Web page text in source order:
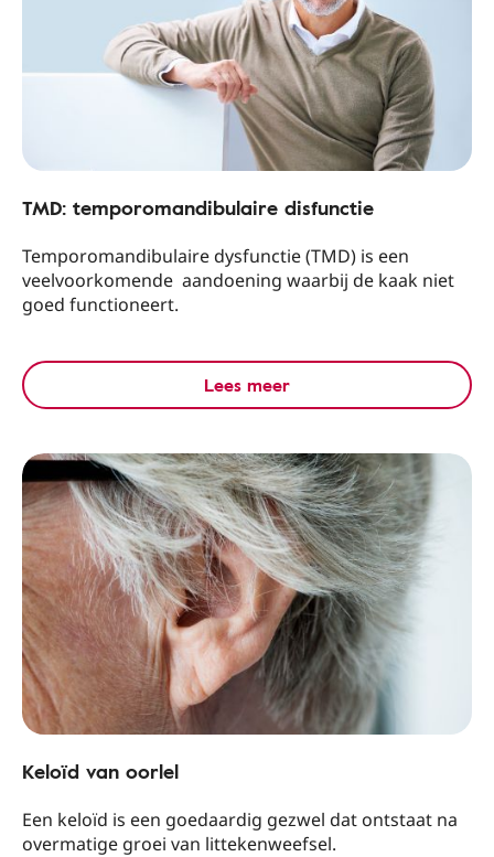
TMD: temporomandibulaire disfunctie
Temporomandibulaire dysfunctie (TMD) is een
veelvoorkomende aandoening waarbij de kaak niet
goed functioneert.
Lees meer
Keloïd van oorlel
Een keloïd is een goedaardig gezwel dat ontstaat na
overmatige groei van littekenweefsel.